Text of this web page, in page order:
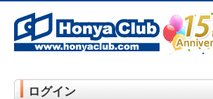
ど在庫も充実
ログイン